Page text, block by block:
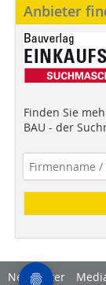
Anbieter
Finden Sie
BAU - der
Newsletter